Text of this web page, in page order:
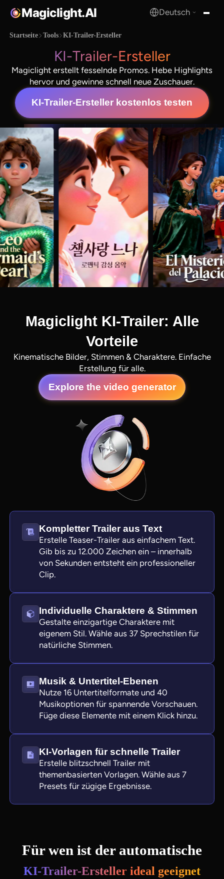
Magiclight.AI Deutsch
Startseite Tools KI-Trailer-Ersteller
KI-Trailer-Ersteller
Magiclight erstellt fesselnde Promos. Hebe Highlights
hervor und gewinne schnell neue Zuschauer.
KI-Trailer-Ersteller kostenlos testen
Magiclight KI-Trailer: Alle
Vorteile
Kinematische Bilder, Stimmen & Charaktere. Einfache
Erstellung für alle.
Explore the video generator
Kompletter Trailer aus Text
Erstelle Teaser-Trailer aus einfachem Text.
Gib bis zu 12.000 Zeichen ein – innerhalb
von Sekunden entsteht ein professioneller
Clip.
Individuelle Charaktere & Stimmen
Gestalte einzigartige Charaktere mit
eigenem Stil. Wähle aus 37 Sprechstilen für
natürliche Stimmen.
Musik & Untertitel-Ebenen
Nutze 16 Untertitelformate und 40
Musikoptionen für spannende Vorschauen.
Füge diese Elemente mit einem Klick hinzu.
KI-Vorlagen für schnelle Trailer
Erstelle blitzschnell Trailer mit
themenbasierten Vorlagen. Wähle aus 7
Presets für zügige Ergebnisse.
Für wen ist der automatische
KI-Trailer-Ersteller ideal geeignet